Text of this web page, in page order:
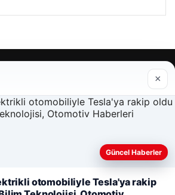
ve geliştirmek amacıyla çerezler
×
Güncel Haberler
otomobiliyle Tesla'ya rakip
lemagrup.com.tr